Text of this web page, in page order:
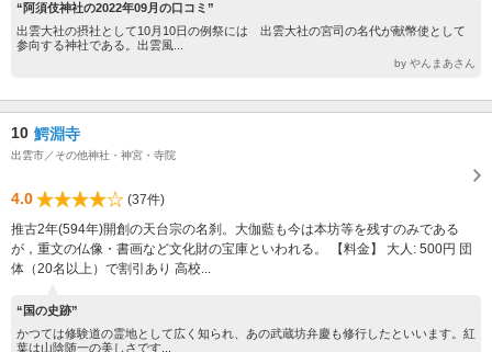
“阿須伎神社の2022年09月の口コミ”
出雲大社の摂社として10月10日の例祭には 出雲大社の宮司の名代が献幣使として
参向する神社である。出雲風...
by やんまあさん
10 鰐淵寺
出雲市／その他神社・神宮・寺院
4.0
(37件)
推古2年(594年)開創の天台宗の名刹。大伽藍も今は本坊等を残すのみである
が，重文の仏像・書画など文化財の宝庫といわれる。 【料金】 大人: 500円 団
体（20名以上）で割引あり 高校...
“国の史跡”
かつては修験道の霊地として広く知られ、あの武蔵坊弁慶も修行したといいます。紅
葉は山陰随一の美しさです...